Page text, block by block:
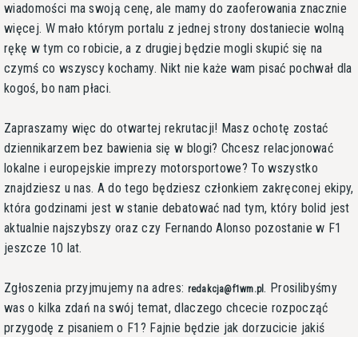
wiadomości ma swoją cenę, ale mamy do zaoferowania znacznie
więcej. W mało którym portalu z jednej strony dostaniecie wolną
rękę w tym co robicie, a z drugiej będzie mogli skupić się na
czymś co wszyscy kochamy. Nikt nie każe wam pisać pochwał dla
kogoś, bo nam płaci.
Zapraszamy więc do otwartej rekrutacji! Masz ochotę zostać
dziennikarzem bez bawienia się w blogi? Chcesz relacjonować
lokalne i europejskie imprezy motorsportowe? To wszystko
znajdziesz u nas. A do tego będziesz członkiem zakręconej ekipy,
która godzinami jest w stanie debatować nad tym, który bolid jest
aktualnie najszybszy oraz czy Fernando Alonso pozostanie w F1
jeszcze 10 lat.
Zgłoszenia przyjmujemy na adres: redakcja@f1wm.pl. Prosilibyśmy
was o kilka zdań na swój temat, dlaczego chcecie rozpocząć
przygodę z pisaniem o F1? Fajnie będzie jak dorzucicie jakiś